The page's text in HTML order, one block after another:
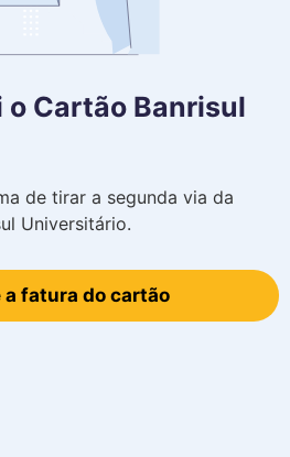
o Cartão Banrisul
de tirar a segunda via da
Universitário.
fatura do cartão